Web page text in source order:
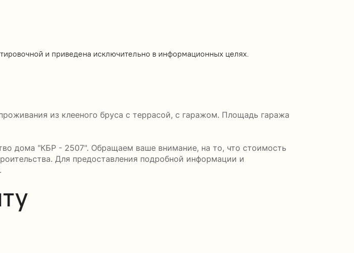
и приведена исключительно в информационных целях.
из клееного бруса с террасой, с гаражом. Площадь гаража
дома "КБР - 2507". Обращаем ваше внимание, на то, что стоимость
Для предоставления подробной информации и